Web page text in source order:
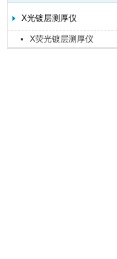
X光镀层测厚仪
X荧光镀层测厚仪